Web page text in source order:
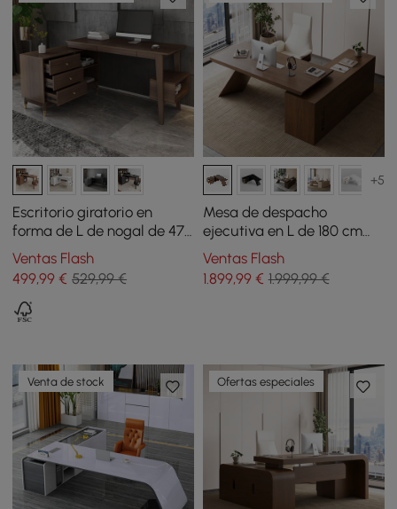
Escritorio giratorio en
forma de L de nogal de 47
pulgadas Ultic con
almacenamiento
Ventas Flash
499,99 € 529,99 €
+5
Mesa de despacho
ejecutiva en L de 180 cm
con ala izquierda nogal
Ventas Flash
1.899,99€ 1.999,99 €
Venta de stock Ofertas especiales